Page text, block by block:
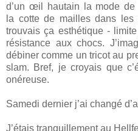
d’un œil hautain la mode de
la cotte de mailles dans
trouvais ça esthétique -
résistance aux chocs.
débiner comme un tricot au
slam. Bref, je croyais que
onéreuse.
Samedi dernier j’ai changé
J’étais tranquillement au